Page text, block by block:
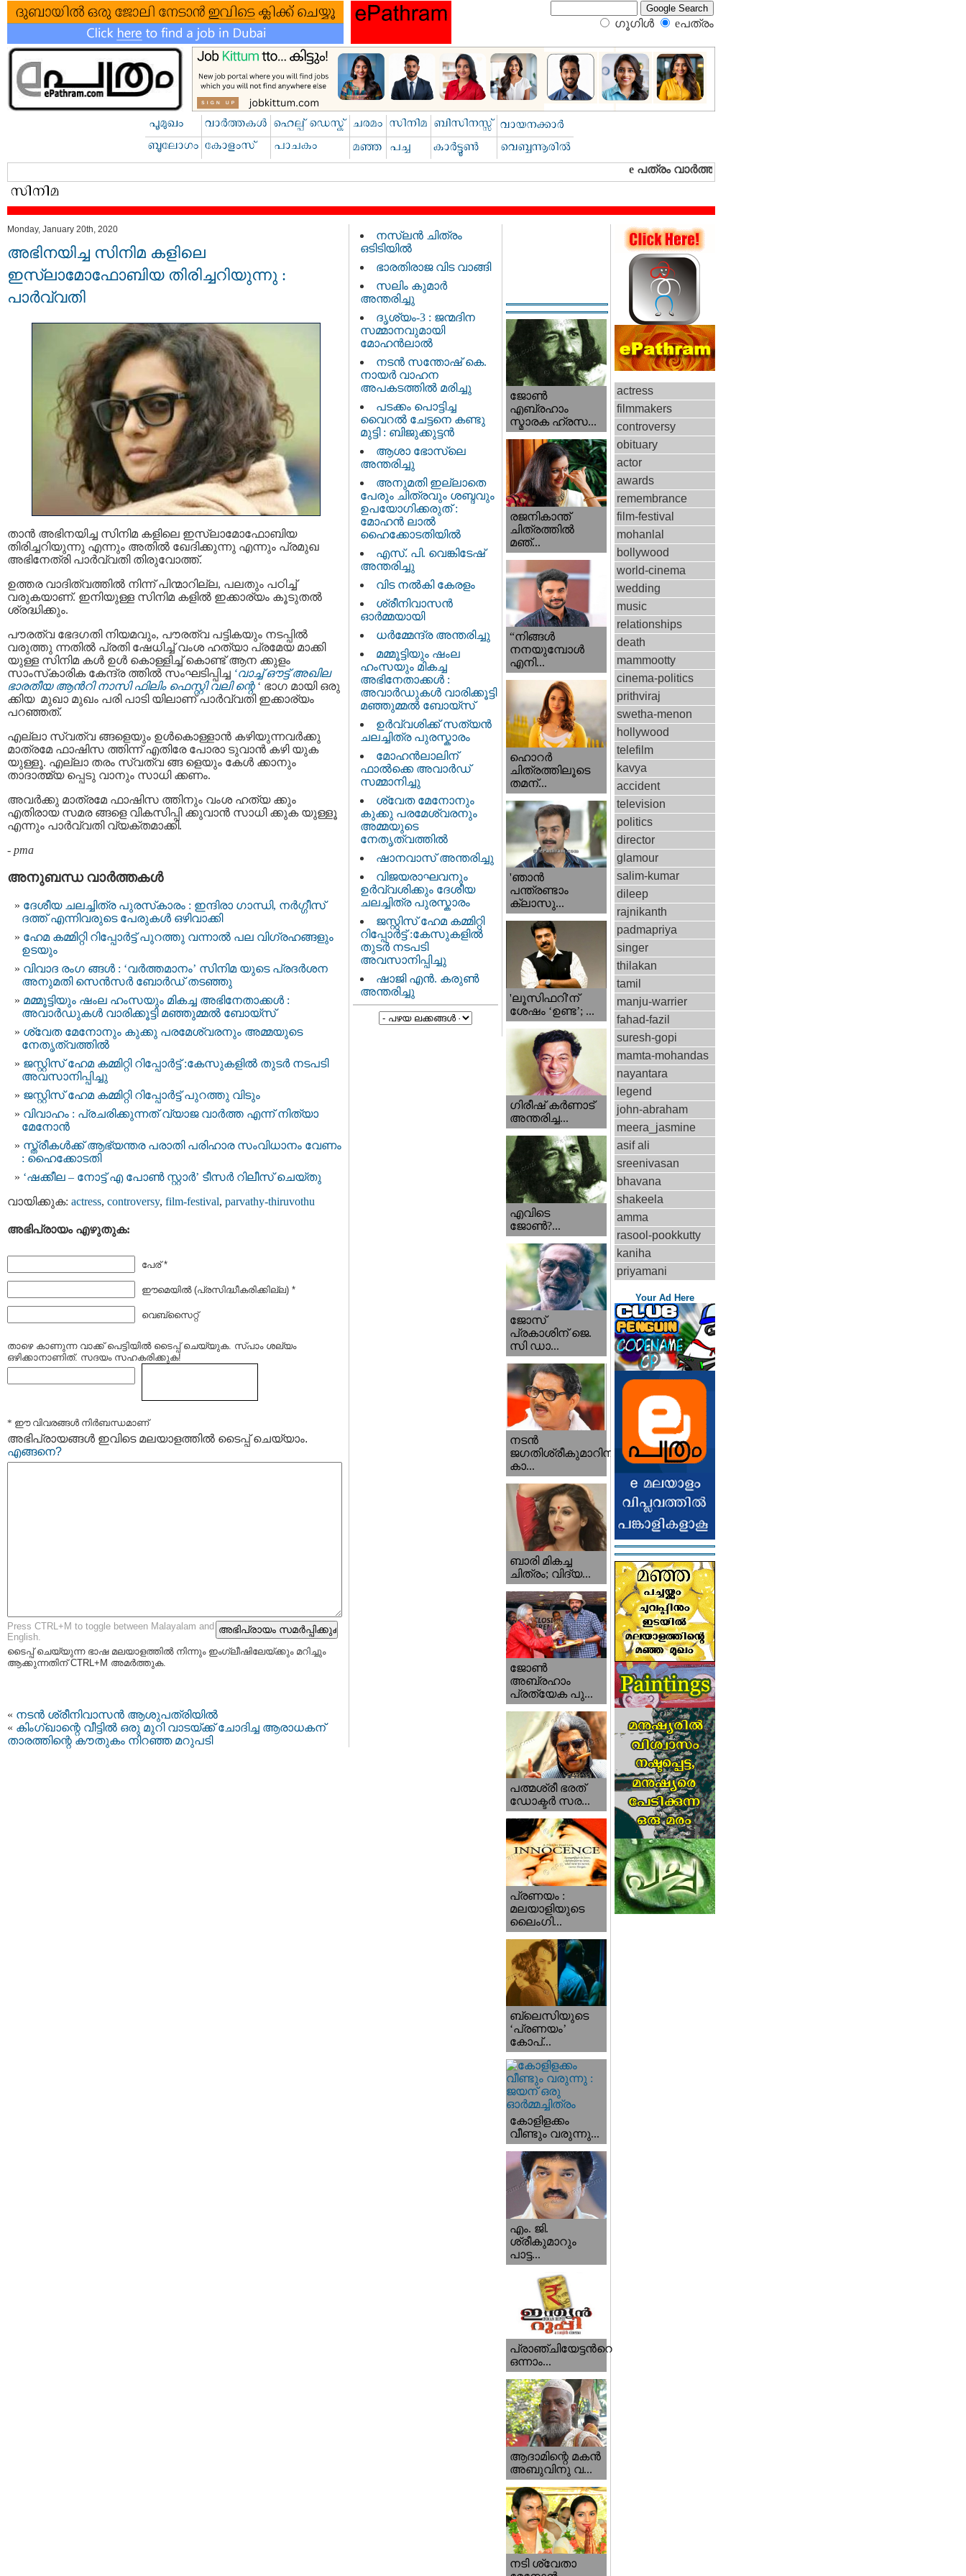
ഗൂഗിള്‍ eപത്രം‍
Monday, January 20th, 2020
അഭിനയിച്ച സിനിമ കളിലെ
ഇസ്ലാമോഫോബിയ തിരിച്ചറിയുന്നു :
പാർവ്വതി
താൻ അഭിനയിച്ച സിനിമ കളിലെ ഇസ്ലാമോഫോബിയ
തിരിച്ചറിയുന്നു എന്നും അതിൽ ഖേദിക്കുന്നു എന്നും പ്രമുഖ
അഭിനേത്രി പാർവ്വതി തിരുവോത്ത്.
ഉത്തര വാദിത്വത്തിൽ നിന്ന് പിന്മാറില്ല, പലതും പഠിച്ച്
വരുകയാണ്. ഇനിയുള്ള സിനിമ കളിൽ ഇക്കാര്യം കൂടുതൽ
ശ്രദ്ധിക്കും.
പൗരത്വ ഭേദഗതി നിയമവും, പൗരത്വ പട്ടികയും നടപ്പില്‍
വരുത്തു ന്നതില്‍ പ്രതി ഷേധിച്ച് വംശ ഹത്യാ പ്രമേയ മാക്കി
യുള്ള സിനിമ കള്‍ ഉള്‍ കൊള്ളിച്ച്‌ കൊണ്ട് ആന ക്കുളം
സാംസ്‌കാരിക കേന്ദ്ര ത്തില്‍ സംഘടിപ്പിച്ച ‘വാച്ച് ഔട്ട് അഖില
ഭാരതീയ ആൻറി നാസി ഫിലിം ഫെസ്റ്റി വലി ന്റെ ‘ ഭാഗ മായി ഒരു
ക്കിയ മുഖാ മുഖം പരി പാടി യിലാണ് പാർവ്വതി ഇക്കാര്യം
പറഞ്ഞത്.
എല്ലാ സ്വത്വ ങ്ങളെയും ഉള്‍കൊള്ളാന്‍ കഴിയുന്നവര്‍ക്കു
മാത്രമേ ഫാഷിസ ത്തിന്ന് എതിരേ പോരാ ടുവാൻ കഴി യുക
യുള്ളൂ. എല്ലാ തരം സ്വത്വ ങ്ങ ളെയും കേള്‍ ക്കാനും
താദാത്മ്യ പ്പെടു വാനും സാധി ക്കണം.
അവര്‍ക്കു മാത്രമേ ഫാഷിസ ത്തിനും വംശ ഹത്യ ക്കും
എതിരായ സമര ങ്ങളെ വികസിപ്പി ക്കുവാന്‍ സാധി ക്കുക യുള്ളൂ
എന്നും പാർവ്വതി വ്യക്തമാക്കി.
- pma
അനുബന്ധ വാര്‍ത്തകള്‍
ദേശീയ ചലച്ചിത്ര പുരസ്‌കാരം : ഇന്ദിരാ ഗാന്ധി, നർഗ്ഗീസ്
ദത്ത് എന്നിവരുടെ പേരുകള്‍ ഒഴിവാക്കി
ഹേമ കമ്മിറ്റി റിപ്പോർട്ട് പുറത്തു വന്നാൽ പല വിഗ്രഹങ്ങളും
ഉടയും
വിവാദ രംഗ ങ്ങൾ : ‘വര്‍ത്തമാനം’ സിനിമ യുടെ പ്രദര്‍ശന
അനുമതി സെന്‍സര്‍ ബോര്‍ഡ് തടഞ്ഞു
മമ്മൂട്ടിയും ഷംല ഹംസയും മികച്ച അഭിനേതാക്കൾ :
അവാർഡുകൾ വാരിക്കൂട്ടി മഞ്ഞുമ്മൽ ബോയ്സ്
ശ്വേത മേനോനും കുക്കു പരമേശ്വരനും അമ്മയുടെ
നേതൃത്വത്തിൽ
ജസ്റ്റിസ്‌ ഹേമ കമ്മിറ്റി റിപ്പോർട്ട് : കേസുകളിൽ തുടർ നടപടി
അവസാനിപ്പിച്ചു
ജസ്റ്റിസ് ഹേമ കമ്മിറ്റി റിപ്പോർട്ട്‌ പുറത്തു വിടും
വിവാഹം : പ്രചരിക്കുന്നത് വ്യാജ വാര്‍ത്ത എന്ന് നിത്യാ
മേനോന്‍
സ്ത്രീകള്‍ക്ക് ആഭ്യന്തര പരാതി പരിഹാര സംവിധാനം വേണം
: ഹൈക്കോടതി
‘ഷക്കീല – നോട്ട് എ പോൺ സ്റ്റാർ’ ടീസർ റിലീസ് ചെയ്തു
വായിക്കുക: actress, controversy, film-festival, parvathy-thiruvothu
അഭിപ്രായം എഴുതുക:
പേര് *
ഈമെയില്‍ (പ്രസിദ്ധീകരിക്കില്ല) *
വെബ്സൈറ്റ്
താഴെ കാണുന്ന വാക്ക് പെട്ടിയില്‍ ടൈപ്പ്‌ ചെയ്യുക. സ്പാം ശല്യം
ഒഴിക്കാനാണിത്. സദയം സഹകരിക്കുക!
* ഈ വിവരങ്ങള്‍ നിര്‍ബന്ധമാണ്
അഭിപ്രായങ്ങള്‍ ഇവിടെ മലയാളത്തില്‍ ടൈപ്പ് ചെയ്യാം.
എങ്ങനെ?
Press CTRL+M to toggle between Malayalam and
English.
ടൈപ്പ്‌ ചെയ്യുന്ന ഭാഷ മലയാളത്തില്‍ നിന്നും ഇംഗ്ലീഷിലേയ്ക്കും മറിച്ചും
ആക്കുന്നതിന് CTRL+M അമര്‍ത്തുക.
« നടൻ ശ്രീനിവാസൻ ആശുപത്രിയിൽ
« കിംഗ്ഖാന്റെ വീട്ടിൽ ഒരു മുറി വാടയ്ക്ക് ചോദിച്ച ആരാധകന്
താരത്തിന്റെ കൗതുകം നിറഞ്ഞ മറുപടി
നസ്‌ലൻ ചിത്രം
ഒടിടിയിൽ
ഭാരതിരാജ വിട വാങ്ങി
സലിം കുമാർ
അന്തരിച്ചു
ദൃശ്യം-3 : ജന്മദിന
സമ്മാനവുമായി
മോഹൻലാൽ
നടന്‍ സന്തോഷ് കെ.
നായര്‍ വാഹന
അപകടത്തില്‍ മരിച്ചു
പടക്കം പൊട്ടിച്ച
വൈറൽ ചേട്ടനെ കണ്ടു
മുട്ടി : ബിജുക്കുട്ടൻ
ആശാ ഭോസ്‌ലെ
അന്തരിച്ചു
അനുമതി ഇല്ലാതെ
പേരും ചിത്രവും ശബ്ദവും
ഉപയോഗിക്കരുത് :
മോഹന്‍ ലാല്‍
ഹൈക്കോടതിയിൽ
എസ്. പി. വെങ്കിടേഷ്
അന്തരിച്ചു
വിട നല്‍കി കേരളം
ശ്രീനിവാസന്‍
ഓര്‍മ്മയായി
ധര്‍മ്മേന്ദ്ര അന്തരിച്ചു
മമ്മൂട്ടിയും ഷംല
ഹംസയും മികച്ച
അഭിനേതാക്കൾ :
അവാർഡുകൾ വാരിക്കൂട്ടി
മഞ്ഞുമ്മൽ ബോയ്സ്
ഉർവ്വശിക്ക് സത്യൻ
ചലച്ചിത്ര പുരസ്കാരം
മോഹൻലാലിന്
ഫാല്‍ക്കെ അവാര്‍ഡ്
സമ്മാനിച്ചു
ശ്വേത മേനോനും
കുക്കു പരമേശ്വരനും
അമ്മയുടെ
നേതൃത്വത്തിൽ
ഷാനവാസ് അന്തരിച്ചു
വിജയരാഘവനും
ഉര്‍വ്വശിക്കും ദേശീയ
ചലച്ചിത്ര പുരസ്കാരം
ജസ്റ്റിസ്‌ ഹേമ കമ്മിറ്റി
റിപ്പോർട്ട് : കേസുകളിൽ
തുടർ നടപടി
അവസാനിപ്പിച്ചു
ഷാജി എൻ. കരുൺ
അന്തരിച്ചു
ജോണ്‍
എബ്രഹാം
സ്മാരക ഹ്രസ...
രജനികാന്ത്
ചിത്രത്തിൽ
മഞ്...
“നിങ്ങള്‍
നനയുമ്പോള്‍
എനി...
ഹൊറര്‍
ചിത്രത്തിലൂടെ
തമന്...
'ഞാന്‍
പന്ത്രണ്ടാം
ക്ലാസു...
'ലൂസിഫറി'ന്
ശേഷം ‘ഉണ്ട’; ...
ഗിരീഷ് കര്‍ണാട്
അന്തരിച്ച...
എവിടെ
ജോണ്‍?...
ജോസ്
പ്രകാശിന് ജെ.
സി ഡാ...
നടന്‍
ജഗതിശ്രീകുമാറിനു
കാ...
ബാരി മികച്ച
ചിത്രം; വിദ്യ...
ജോണ്‍
അബ്രഹാം
പ്രത്യേക പു...
പത്മശ്രീ ഭരത്
ഡോക്ടര്‍ സര...
പ്രണയം :
മലയാളിയുടെ
ലൈംഗി...
ബ്ലെസിയുടെ
‘പ്രണയം’
കോപ്...
കോളിളക്കം
വീണ്ടും വരുന്നു...
എം. ജി.
ശ്രീകുമാറും
പാട്ട...
പ്രാഞ്ചിയേട്ടന്‍റെ
ഒന്നാം...
ആദാമിന്റെ മകന്‍
അബുവിനു വ...
നടി ശ്വേതാ
actress
filmmakers
controversy
obituary
actor
awards
remembrance
film-festival
mohanlal
bollywood
world-cinema
wedding
music
relationships
death
mammootty
cinema-politics
prithviraj
swetha-menon
hollywood
telefilm
kavya
accident
television
politics
director
glamour
salim-kumar
dileep
rajnikanth
padmapriya
singer
thilakan
tamil
manju-warrier
fahad-fazil
suresh-gopi
mamta-mohandas
nayantara
legend
john-abraham
meera_jasmine
asif ali
sreenivasan
bhavana
shakeela
amma
rasool-pookkutty
kaniha
priyamani
Your Ad Here